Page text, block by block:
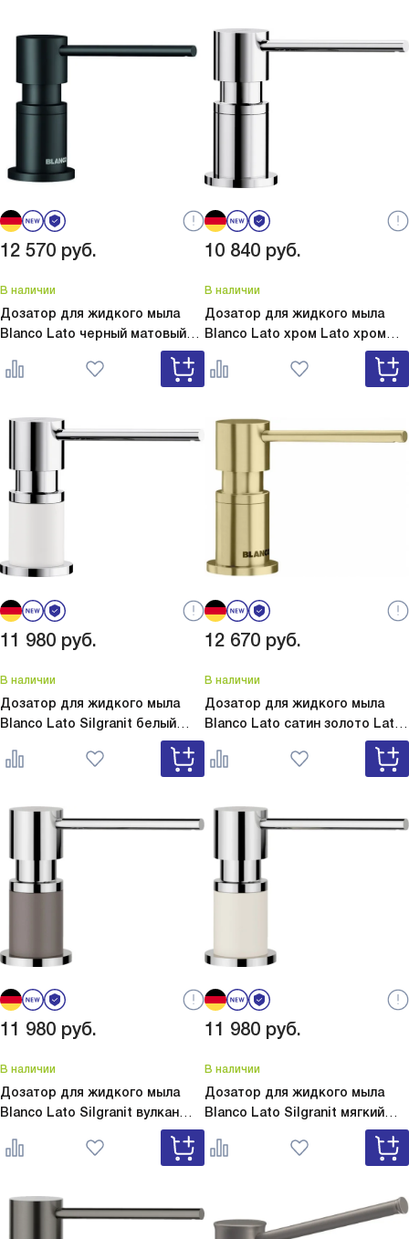
12 570 руб.
В наличии
Дозатор для жидкого мыла
Blanco Lato черный матовый
Lato черный матовый 525789
10 840 руб.
В наличии
Дозатор для жидкого мыла
Blanco Lato хром Lato хром
11 980 руб.
В наличии
Дозатор для жидкого мыла
Blanco Lato Silgranit белый
Lato Silgranit белый 525814
12 670 руб.
В наличии
Дозатор для жидкого мыла
Blanco Lato сатин золото Lato
11 980 руб.
В наличии
Дозатор для жидкого мыла
Blanco Lato Silgranit вулкан
Lato Silgranit вулкан
серый 526954
11 980 руб.
В наличии
Дозатор для жидкого мыла
Blanco Lato Silgranit мягкий
Lato Silgranit мягкий
белый 526955